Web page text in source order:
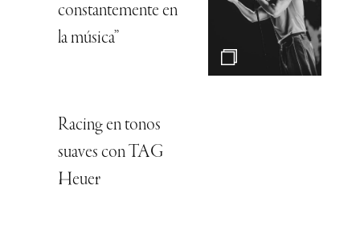
constantemente en
la música”
Racing en tonos
suaves con TAG
Heuer